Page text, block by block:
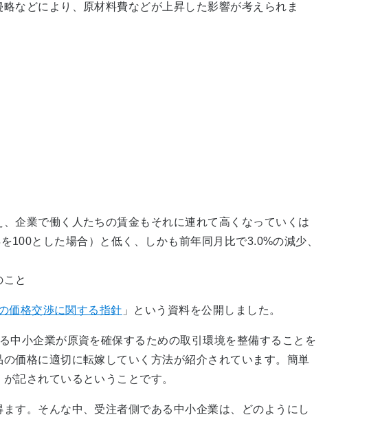
などにより、原材料費などが上昇した影響が考えられま
企業で働く人たちの賃金もそれに連れて高くなっていくは
100とした場合）と低く、しかも前年同月比で3.0%の減少、
と
価格交渉に関する指針 」という資料を公開しました。
小企業が原資を確保するための取引環境を整備することを
価格に適切に転嫁していく方法が紹介されています。簡単
記されているということです。
す。そんな中、受注者側である中小企業は、どのようにし